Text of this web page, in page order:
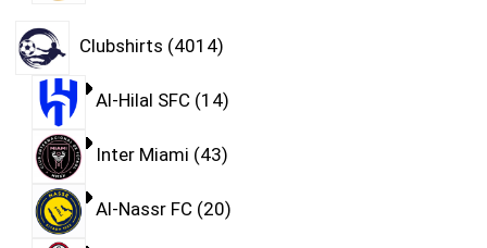
Clubshirts 4014
Al-Hilal SFC 14
Inter Miami 43
Al-Nassr FC 20